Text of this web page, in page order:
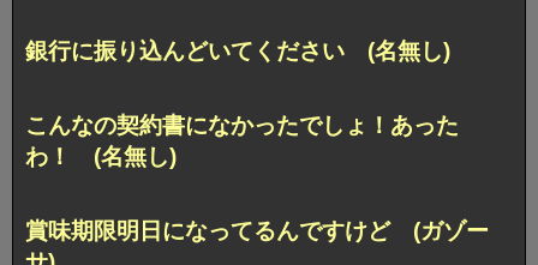
銀行に振り込んどいてください (名無し)
こんなの契約書になかったでしょ！あった
わ！ (名無し)
賞味期限明日になってるんですけど (ガゾー